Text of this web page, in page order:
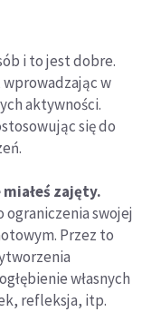
i to jest dobre.
w
aktywności.
się do
zajęty.
ograniczenia swojej
Przez to
własnych
refleksja, itp.